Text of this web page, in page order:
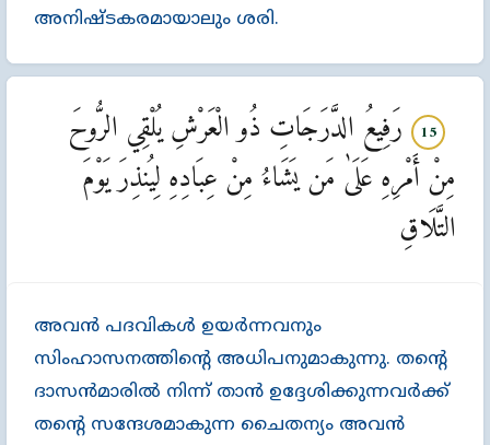
അനിഷ്ടകരമായാലും ശരി.
അവന്‍ പദവികള്‍ ഉയര്‍ന്നവനും
സിംഹാസനത്തിന്‍റെ അധിപനുമാകുന്നു. തന്‍റെ
ദാസന്‍മാരില്‍ നിന്ന്‌ താന്‍ ഉദ്ദേശിക്കുന്നവര്‍ക്ക്‌
തന്‍റെ സന്ദേശമാകുന്ന ചൈതന്യം അവന്‍
15
رَفِيعُ الدَّرَجَاتِ ذُو الْعَرْشِ يُلْقِي الرُّوحَ
مِنْ أَمْرِهِ عَلَىٰ مَن يَشَاءُ مِنْ عِبَادِهِ لِيُنذِرَ يَوْمَ
التَّلَاقِ